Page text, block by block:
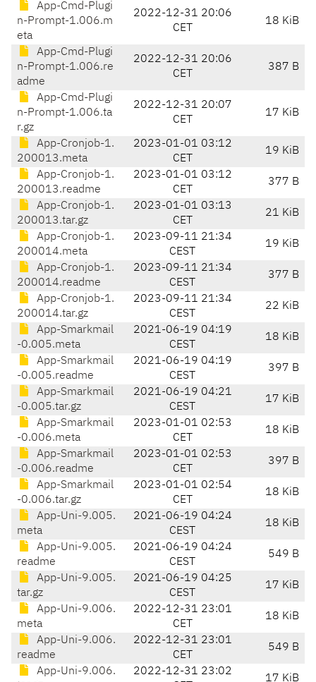
App-Cmd-Plugi
n-Prompt-1.006.m
eta
2022-12-31 20:06
CET
18 KiB
App-Cmd-Plugi
n-Prompt-1.006.re
adme
2022-12-31 20:06
CET
387 B
App-Cmd-Plugi
n-Prompt-1.006.ta
r.gz
2022-12-31 20:07
CET
17 KiB
App-Cronjob-1.
200013.meta
2023-01-01 03:12
CET
19 KiB
App-Cronjob-1.
200013.readme
2023-01-01 03:12
CET
377 B
App-Cronjob-1.
200013.tar.gz
2023-01-01 03:13
CET
21 KiB
App-Cronjob-1.
200014.meta
2023-09-11 21:34
CEST
19 KiB
App-Cronjob-1.
200014.readme
2023-09-11 21:34
CEST
377 B
App-Cronjob-1.
200014.tar.gz
2023-09-11 21:34
CEST
22 KiB
App-Smarkmail
-0.005.meta
2021-06-19 04:19
CEST
18 KiB
App-Smarkmail
-0.005.readme
2021-06-19 04:19
CEST
397 B
App-Smarkmail
-0.005.tar.gz
2021-06-19 04:21
CEST
17 KiB
App-Smarkmail
-0.006.meta
2023-01-01 02:53
CET
18 KiB
App-Smarkmail
-0.006.readme
2023-01-01 02:53
CET
397 B
App-Smarkmail
-0.006.tar.gz
2023-01-01 02:54
CET
18 KiB
App-Uni-9.005.
meta
2021-06-19 04:24
CEST
18 KiB
App-Uni-9.005.
readme
2021-06-19 04:24
CEST
549 B
App-Uni-9.005.
tar.gz
2021-06-19 04:25
CEST
17 KiB
App-Uni-9.006.
meta
2022-12-31 23:01
CET
18 KiB
App-Uni-9.006.
readme
2022-12-31 23:01
CET
549 B
App-Uni-9.006.
2022-12-31 23:02
17 KiB